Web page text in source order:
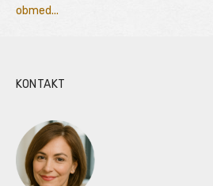
obmed...
KONTAKT